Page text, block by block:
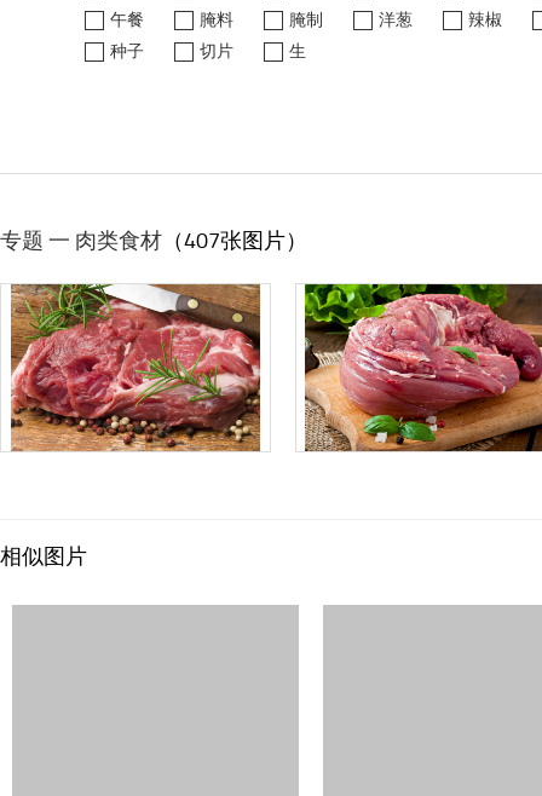
午餐
腌料 腌制 洋葱
辣椒
种子
切片 生
专题 一 肉类食材 （407张图片）
相似图片